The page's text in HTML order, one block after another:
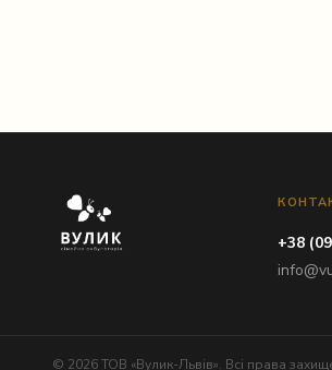
+38
© 2026 ТОВ «Вулик-Львів». Всі права